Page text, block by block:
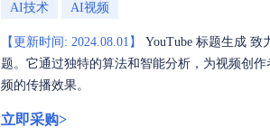
AI技术 AI视频
【更新时间: 2024.08.01】
YouTube 标题生成
题。它通过独特的算法和智能分析，为视频创
频的传播效果。
立即采购>